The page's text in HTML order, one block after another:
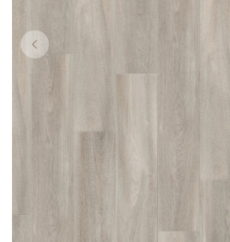
SOUTĚŽ
KONTAKT